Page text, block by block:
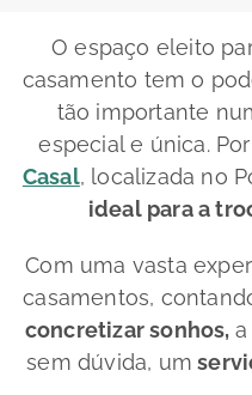
O espaço eleito
casamento tem o
tão importante
especial e única.
Casal, localizada no
ideal para a
Com uma vasta
casamentos,
concretizar sonhos,
sem dúvida, um